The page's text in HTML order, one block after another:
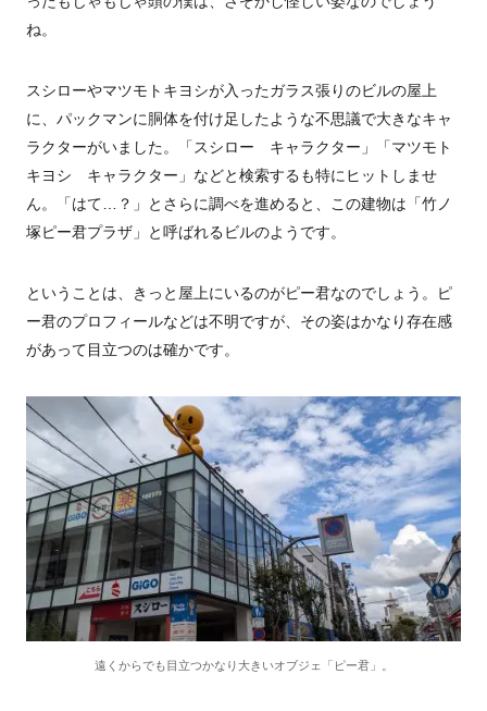
ね。
スシローやマツモトキヨシが入ったガラス張りのビルの屋上
に、パックマンに胴体を付け足したような不思議で大きなキャ
ラクターがいました。「スシロー キャラクター」「マツモト
キヨシ キャラクター」などと検索するも特にヒットしませ
ん。「はて…？」とさらに調べを進めると、この建物は「竹ノ
塚ピー君プラザ」と呼ばれるビルのようです。
ということは、きっと屋上にいるのがピー君なのでしょう。ピ
ー君のプロフィールなどは不明ですが、その姿はかなり存在感
があって目立つのは確かです。
遠くからでも目立つかなり大きいオブジェ「ピー君」。